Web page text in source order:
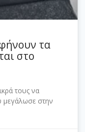
τα
στο
τους να
μεγάλωσε στην